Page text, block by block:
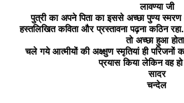
लावण्या जी
पुत्री का अपने पिता का इससे अच्छा पुण्य स्मरण
हस्तलिखित कविता और प्रस्तावना पढ़ना कठिन
तो अच्छा हुआ
चले गये आत्मीयों की अक्ष्क्षुण स्मृतियां ही परिजनों
प्रयास किया लेकिन वह हो
सादर
चन्देल